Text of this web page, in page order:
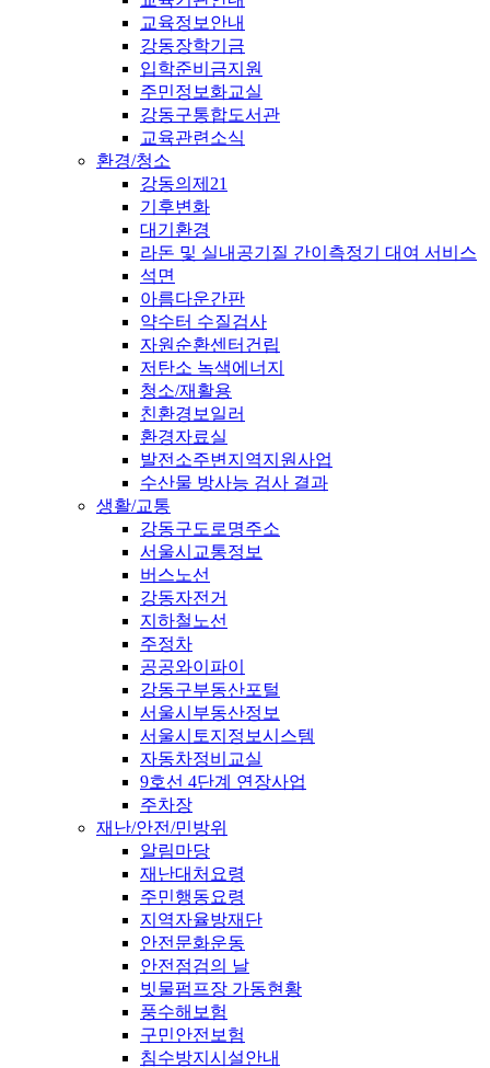
교육정보안내
강동장학기금
입학준비금지원
주민정보화교실
강동구통합도서관
교육관련소식
환경/청소
강동의제21
기후변화
대기환경
라돈 및 실내공기질 간이측정기 대여 서비스
석면
아름다운간판
약수터 수질검사
자원순환센터건립
저탄소 녹색에너지
청소/재활용
친환경보일러
환경자료실
발전소주변지역지원사업
수산물 방사능 검사 결과
생활/교통
강동구도로명주소
서울시교통정보
버스노선
강동자전거
지하철노선
주정차
공공와이파이
강동구부동산포털
서울시부동산정보
서울시토지정보시스템
자동차정비교실
9호선 4단계 연장사업
주차장
재난/안전/민방위
알림마당
재난대처요령
주민행동요령
지역자율방재단
안전문화운동
안전점검의 날
빗물펌프장 가동현황
풍수해보험
구민안전보험
침수방지시설안내